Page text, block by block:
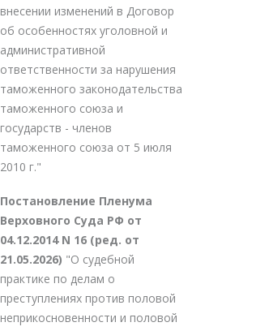
внесении изменений в Договор
об особенностях уголовной и
административной
ответственности за нарушения
таможенного законодательства
таможенного союза и
государств - членов
таможенного союза от 5 июля
2010 г."
Постановление Пленума
Верховного Суда РФ от
04.12.2014 N 16 (ред. от
21.05.2026) "О судебной
практике по делам о
преступлениях против половой
неприкосновенности и половой